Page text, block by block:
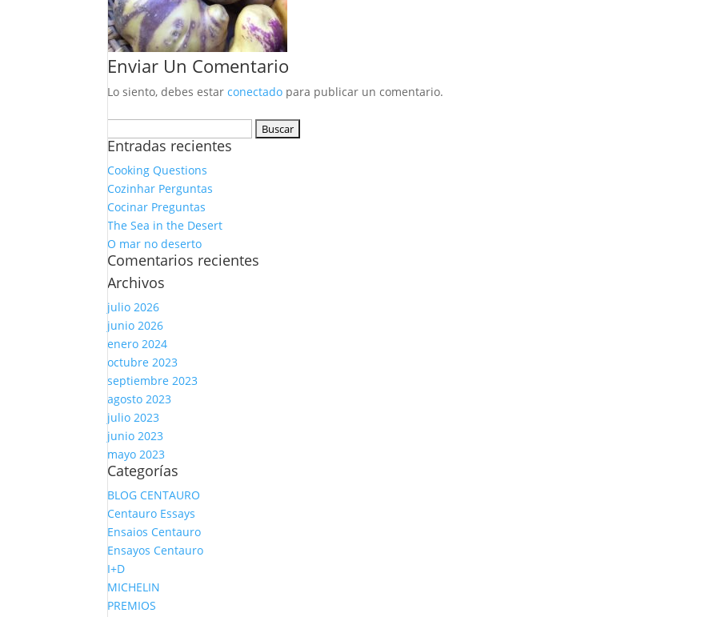
Enviar Un Comentario
Lo siento, debes estarconectado para publicar un comentario.
Entradas recientes
Cooking Questions
Cozinhar Perguntas
Cocinar Preguntas
The Sea in the Desert
O mar no deserto
Comentarios recientes
Archivos
julio 2026
junio 2026
enero 2024
octubre 2023
septiembre 2023
agosto 2023
julio 2023
junio 2023
mayo 2023
Categorías
BLOG CENTAURO
Centauro Essays
Ensaios Centauro
Ensayos Centauro
I+D
MICHELIN
PREMIOS